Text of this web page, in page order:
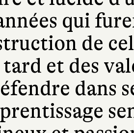
qui
de
et des
dans